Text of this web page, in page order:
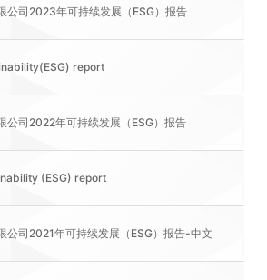
公司2023年可持续发展（ESG）报告
report
公司2022年可持续发展（ESG）报告
(ESG) report
公司2021年可持续发展（ESG）报告-中文